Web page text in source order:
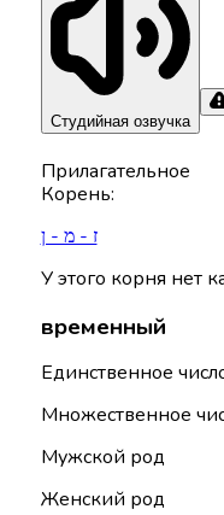
Студийная озвучка
Прилагательное
Корень:
ז - מ - ן
У этого корня нет
временный
Единственное
Множественное
Мужской род
Женский род